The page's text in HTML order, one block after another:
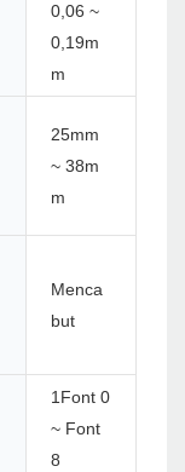
0,06 ~
0,19m
m
25mm
~ 38m
m
Menca
but
1Font 0
~ Font
8